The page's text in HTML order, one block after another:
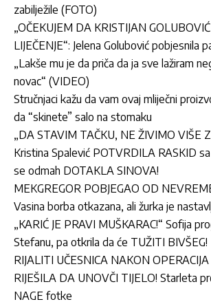
zabilježile (FOTO)
„OČEKUJEM DA KRISTIJAN
LIJEČENJE“: Jelena Golubović pobjesnila
„Lakše mu je da priča da ja sve lažiram
novac“ (VIDEO)
Stručnjaci kažu da vam ovaj mliječni
da “skinete” salo na stomaku
„DA STAVIM TAČKU, NE ŽIVIMO VIŠE
Kristina Spalević POTVRDILA RASKID
se odmah DOTAKLA SINOVA!
MEKGREGOR POBJEGAO OD
Vasina borba otkazana, ali žurka je
„KARIĆ JE PRAVI MUŠKARAC!“ Sofija
Stefanu, pa otkrila da će TUŽITI BIVŠEG!
RIJALITI UČESNICA NAKON
RIJEŠILA DA UNOVČI TIJELO! Starleta
NAGE fotke